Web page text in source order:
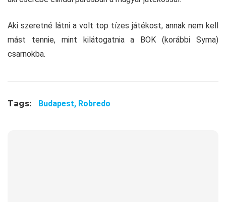
Aki szeretné látni a volt top tízes játékost, annak nem kell
mást tennie, mint kilátogatnia a BOK (korábbi Syma)
csarnokba.
Tags: Budapest, Robredo